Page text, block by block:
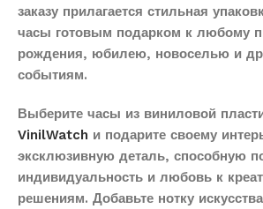
заказу прилагается стильная
часы готовым подарком к любому
рождения, юбилею, новоселью и
событиям.
Выберите часы из виниловой
VinilWatch и подарите своему
эксклюзивную деталь, способную
индивидуальность и любовь к
решениям. Добавьте нотку